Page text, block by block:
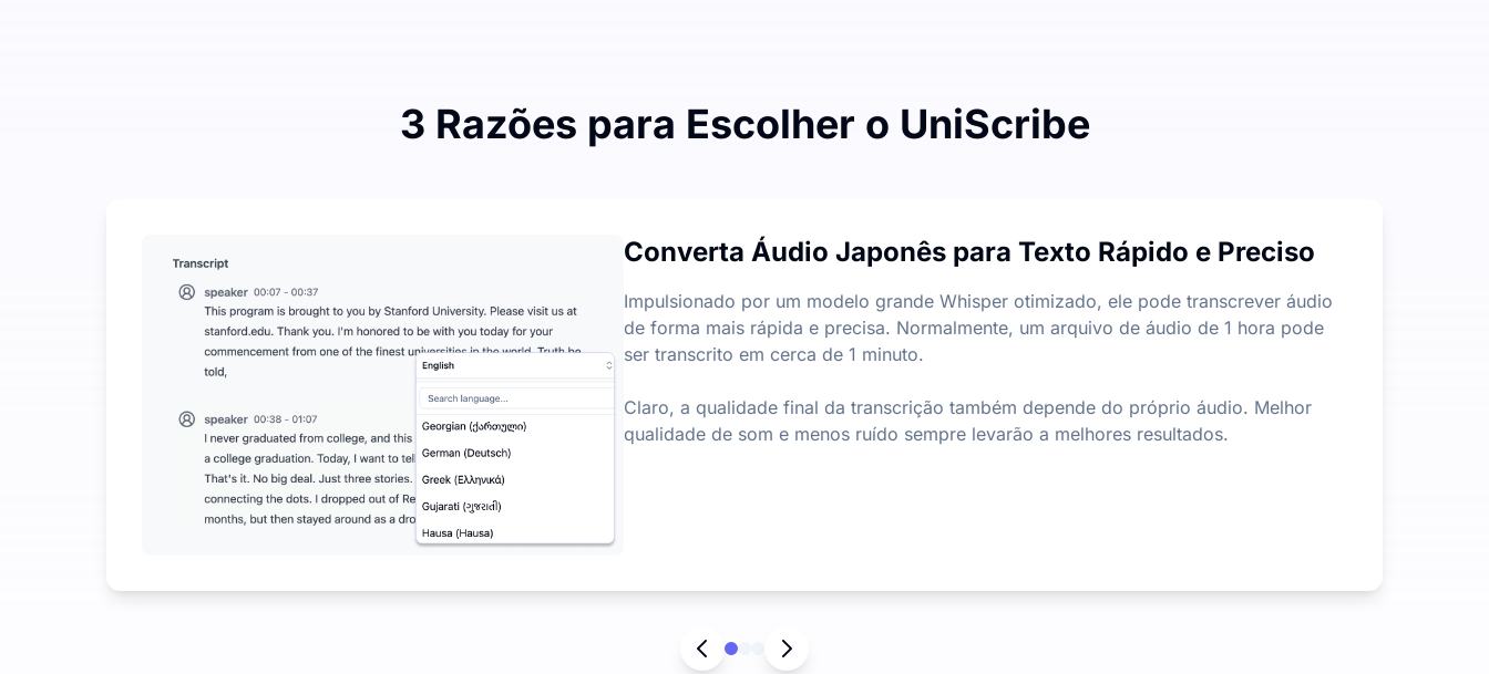
3 Razões para Escolher o UniScribe
UniScribe oferece 120 minutos de transcrição gratuita a cada mês, com um limite diário de 3 arquivos. Não há restrição quanto à duração ou tamanho dos
Mais Recursos de IA Disponíveis Além de Áudio para Texto
Gere automaticamente resumos, mapas mentais e pontos-chave a partir de arquivos de áudio e vídeo, ajudando você a extrair rapidamente as informações mais
Converta Áudio Japonês para Texto Rápido e Preciso
Impulsionado por um modelo grande Whisper otimizado, ele pode transcrever áudio
de forma mais rápida e precisa. Normalmente, um arquivo de áudio de 1 hora pode
ser transcrito em cerca de 1 minuto.
Claro, a qualidade final da transcrição também depende do próprio áudio. Melhor
qualidade de som e menos ruído sempre levarão a melhores resultados.